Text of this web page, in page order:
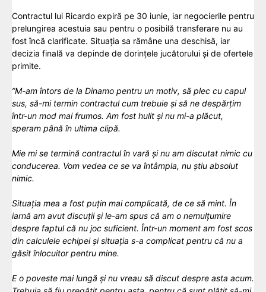
Contractul lui Ricardo expiră pe 30 iunie, iar negocierile pentru
prelungirea acestuia sau pentru o posibilă transferare nu au
fost încă clarificate. Situația sa rămâne una deschisă, iar
decizia finală va depinde de dorințele jucătorului și de ofertele
primite.
”M-am întors de la Dinamo pentru un motiv, să plec cu capul
sus, să-mi termin contractul cum trebuie și să ne despărțim
într-un mod mai frumos. Am fost hulit și nu mi-a plăcut,
speram până în ultima clipă.
Mie mi se termină contractul în vară și nu am discutat nimic cu
conducerea. Vom vedea ce se va întâmpla, nu știu absolut
nimic.
Situația mea a fost puțin mai complicată, de ce să mint. În
iarnă am avut discuții și le-am spus că am o nemulțumire
despre faptul că nu joc suficient. Într-un moment am fost scos
din calculele echipei și situația s-a complicat pentru că nu a
găsit înlocuitor pentru mine.
E o poveste mai lungă și nu vreau să discut despre asta acum.